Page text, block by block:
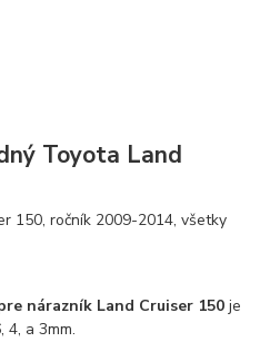
Toyota Land
150, ročník 2009-2014, všetky
nárazník Land Cruiser 150je
a 3mm.